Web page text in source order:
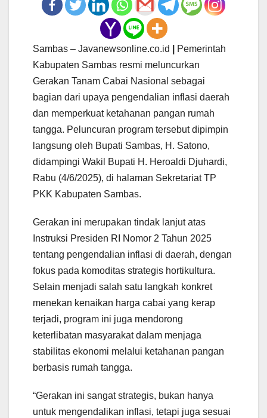
Sambas – Javanewsonline.co.id
Pemerintah
Kabupaten Sambas resmi meluncurkan
Gerakan Tanam Cabai Nasional sebagai
bagian dari upaya pengendalian inflasi daerah
dan memperkuat ketahanan pangan rumah
tangga. Peluncuran program tersebut dipimpin
langsung oleh Bupati Sambas, H. Satono,
didampingi Wakil Bupati H. Heroaldi Djuhardi,
Rabu (4/6/2025), di halaman Sekretariat TP
PKK Kabupaten Sambas.
Gerakan ini merupakan tindak lanjut atas
Instruksi Presiden RI Nomor 2 Tahun 2025
tentang pengendalian inflasi di daerah, dengan
fokus pada komoditas strategis hortikultura.
Selain menjadi salah satu langkah konkret
menekan kenaikan harga cabai yang kerap
terjadi, program ini juga mendorong
keterlibatan masyarakat dalam menjaga
stabilitas ekonomi melalui ketahanan pangan
berbasis rumah tangga.
“Gerakan ini sangat strategis, bukan hanya
untuk mengendalikan inflasi, tetapi juga sesuai